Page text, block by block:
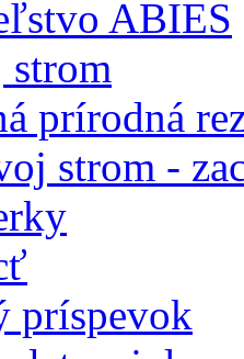
ABIES
strom
prírodná
strom -
príspevok